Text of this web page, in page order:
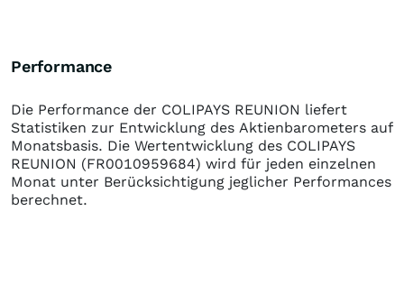
Performance
Die Performance der COLIPAYS REUNION liefert
Statistiken zur Entwicklung des Aktienbarometers auf
Monatsbasis. Die Wertentwicklung des COLIPAYS
REUNION (FR0010959684) wird für jeden einzelnen
Monat unter Berücksichtigung jeglicher Performances
berechnet.